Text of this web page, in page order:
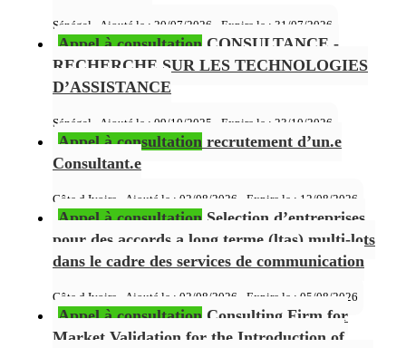
Sénégal - Ajouté le : 20/07/2026 - Expire le : 31/07/2026
Appel à consultation CONSULTANCE -
RECHERCHE SUR LES TECHNOLOGIES
D’ASSISTANCE
Sénégal - Ajouté le : 09/10/2025 - Expire le : 23/10/2026
Appel à consultation recrutement d’un.e
Consultant.e
Côte d Ivoire - Ajouté le : 02/08/2026 - Expire le : 12/08/2026
Appel à consultation Selection d’entreprises
pour des accords a long terme (ltas) multi-lots
dans le cadre des services de communication
Côte d Ivoire - Ajouté le : 02/08/2026 - Expire le : 05/08/2026
Appel à consultation Consulting Firm for
Market Validation for the Introduction of